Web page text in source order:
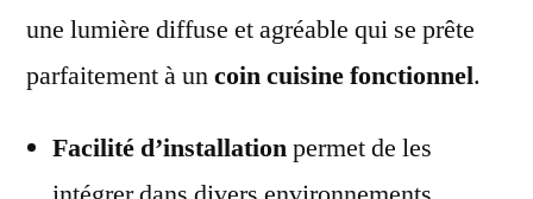
une lumière diffuse et agréable qui se prête
parfaitement à uncoin cuisine fonctionnel.
Facilité d’installationpermet de les